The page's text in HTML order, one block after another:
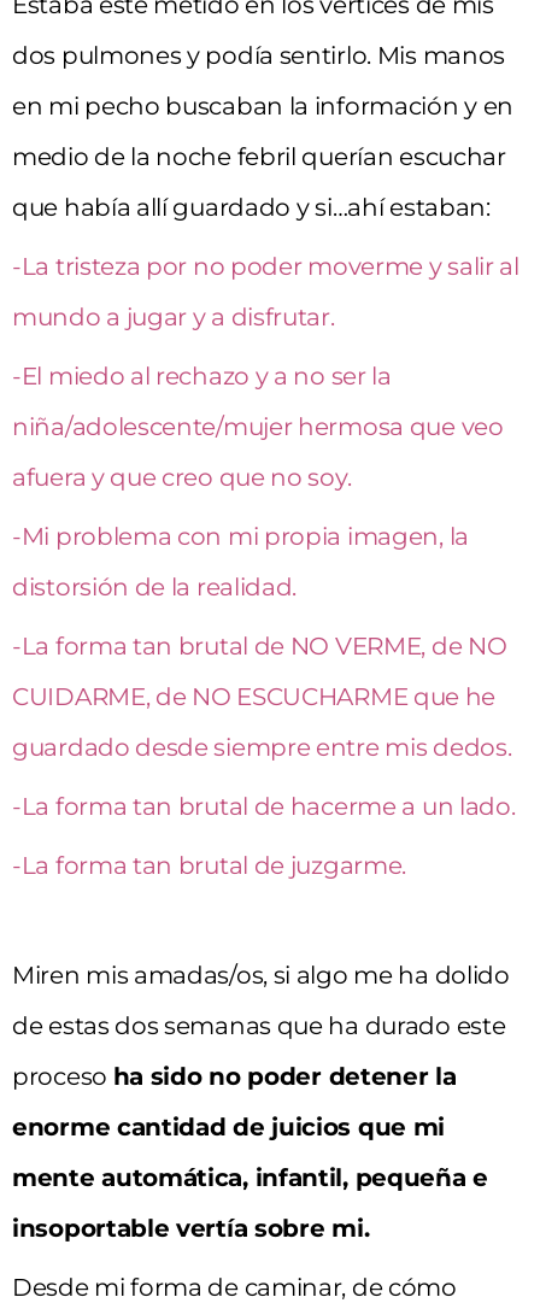
dos pulmones y podía sentirlo. Mis manos
en mi pecho buscaban la información y en
medio de la noche febril querían escuchar
que había allí guardado y si…ahí estaban:
-La tristeza por no poder moverme y salir al
mundo a jugar y a disfrutar.
-El miedo al rechazo y a no ser la
niña/adolescente/mujer hermosa que veo
afuera y que creo que no soy.
-Mi problema con mi propia imagen, la
distorsión de la realidad.
-La forma tan brutal de NO VERME, de NO
CUIDARME, de NO ESCUCHARME que he
guardado desde siempre entre mis dedos.
-La forma tan brutal de hacerme a un lado.
-La forma tan brutal de juzgarme.
Miren mis amadas/os, si algo me ha dolido
de estas dos semanas que ha durado este
proceso ha sido no poder detener la
enorme cantidad de juicios que mi
mente automática, infantil, pequeña e
insoportable vertía sobre mi.
Desde mi forma de caminar, de cómo